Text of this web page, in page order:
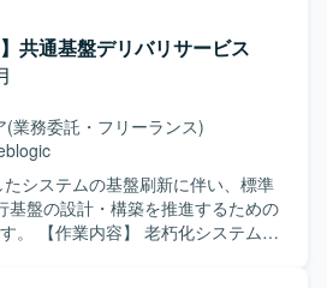
スの成長に合わせて、自身のスキ
きに取り組める方を求めておりま
に横断的に関わることができ、多
のプロジェクトで経験を積むこと
ムの一員として、全プロジェクト
運用に携わりながら、サービスの
スト最適化に直接貢献できます。
を歓迎するカルチャーの中で、大
なキャリア形成と技術的成長を両
や不審通信の検知、再発防止策の
ただきます。あわせて、脆弱性診
や認証の見直し、インシデント検
築を行っていただきます。運用・
環境構築手順書を基にした業務移
整備・更新にも携わっていただき
し改善策を提案・実行していただ
関係者と連携しながら、インシデ
着実に推進していただける方が望
共通基盤デリバリサービス
(業務委託・フリーランス)
たシステムの基盤刷新に伴い、標準
基盤の設計・構築を推進するための
テムの